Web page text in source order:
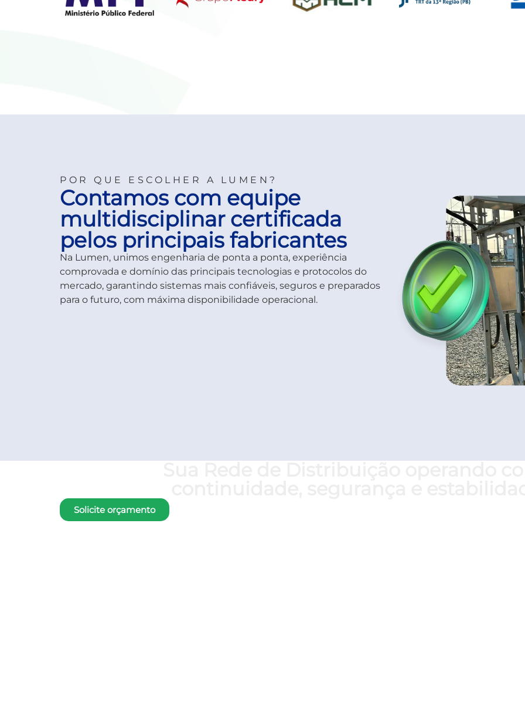
POR QUE ESCOLHER A LUMEN?
Contamos com equipe
multidisciplinar certificada
pelos principais fabricantes
Na Lumen, unimos engenharia de ponta a ponta, experiência
comprovada e domínio das principais tecnologias e protocolos do
mercado, garantindo sistemas mais confiáveis, seguros e preparados
para o futuro, com máxima disponibilidade operacional.
Solicite orçamento